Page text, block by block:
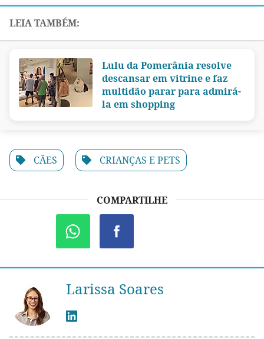
Lulu da Pomerânia resolve
descansar em vitrine e faz
multidão parar para admirá-
la em shopping
CÃES CRIANÇAS E PETS
COMPARTILHE
Larissa Soares